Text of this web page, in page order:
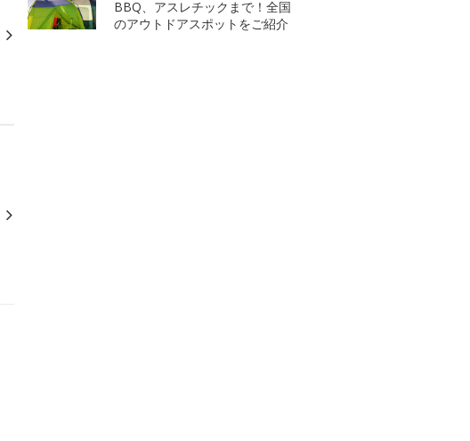
BBQ、アスレチックまで！全国
のアウトドアスポットをご紹介